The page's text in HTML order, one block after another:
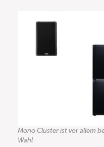
Mono Cluster ist vor allem
Wahl